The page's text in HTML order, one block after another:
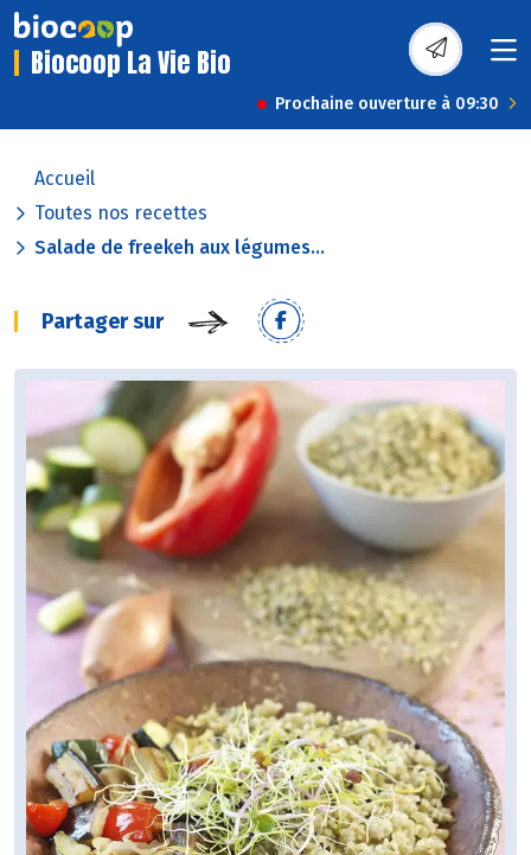
Biocoop La Vie Bio
Prochaine ouverture à 09:30
Accueil
Toutes nos recettes
Salade de freekeh aux légumes...
Partager sur